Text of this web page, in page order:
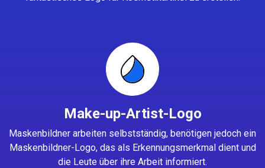
Make-up-Artist-Logo
Maskenbildner arbeiten selbstständig, benötigen jedoch ein
Maskenbildner-Logo, das als Erkennungsmerkmal dient und
die Leute über ihre Arbeit informiert.